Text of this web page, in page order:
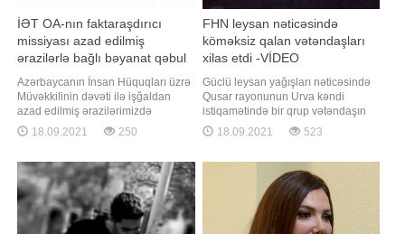
İƏT OA-nın faktaraşdırıcı
missiyası azad edilmiş
ərazilərlə bağlı bəyanat qəbul
edib
Azərbaycanın İnsan Hüquqları üzrə
Müvəkkilinin dəvəti ilə işğaldan
azad edilmiş ərazilərimizdə
monitorinq aparmaq üçün
ölkəmizdə rəsmi səfərdə olan İslam
Ombudsmanlar Assosiasiyasının
(İƏT OA) nümayəndə heyəti ilə
Ombudsman Aparatında mətbuat
konfransı keçirilib. Bu barədə
BİG.AZ-
18.09.2021 250
FHN leysan nəticəsində
köməksiz qalan vətəndaşları
xilas etdi -VİDEO
Güclü leysan yağışları nəticəsində
Qusar rayonunun Urva kəndi
istiqamətində bir qrup vətəndaşın
köməksiz vəziyyətdə qalması
barədə Fövqəladə Hallar
xəttinə məlumat daxil olub. -ın
Fövqəladə Hallar Nazirliyinin (FHN)
saytına istinadən verdiyi xəbərinə
18.09.2021 523